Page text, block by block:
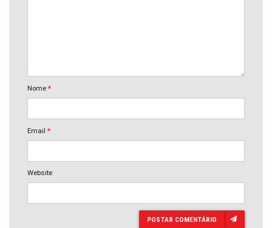
Nome *
Email *
Website
POSTAR COMENTÁRIO